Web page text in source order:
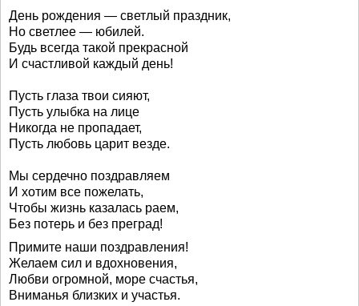
День рождения — светлый праздник,
Но светлее — юбилей.
Будь всегда такой прекрасной
И счастливой каждый день!
Пусть глаза твои сияют,
Пусть улыбка на лице
Никогда не пропадает,
Пусть любовь царит везде.
Мы сердечно поздравляем
И хотим все пожелать,
Чтобы жизнь казалась раем,
Без потерь и без преград!
Примите наши поздравления!
Желаем сил и вдохновения,
Любви огромной, море счастья,
Вниманья близких и участья.